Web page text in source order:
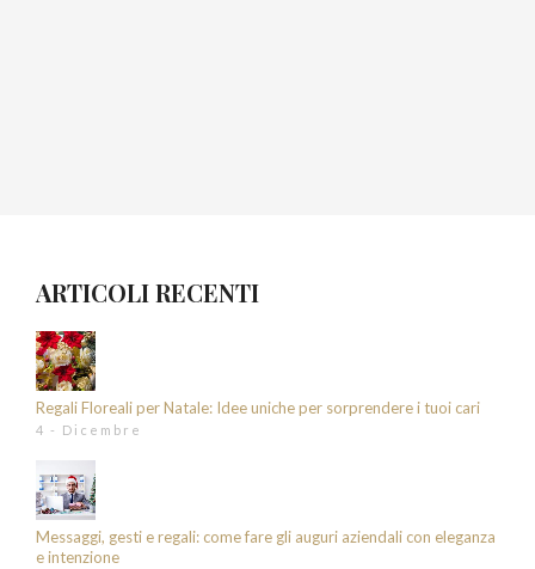
ARTICOLI RECENTI
Regali Floreali per Natale: Idee uniche per sorprendere i tuoi cari
4 - Dicembre
Messaggi, gesti e regali: come fare gli auguri aziendali con eleganza
e intenzione